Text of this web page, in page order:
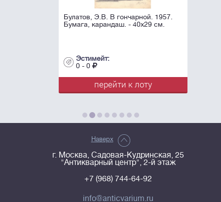
Булатов, Э.В. В гончарной. 1957.
Бумага, карандаш. - 40х29 см.
Эстимейт:
0 - 0
перейти к лоту
Наверх
г. Москва, Садовая-Кудринская, 25
"Антикварный центр", 2-й этаж
+7 (968) 744-64-92
info@anticvarium.ru